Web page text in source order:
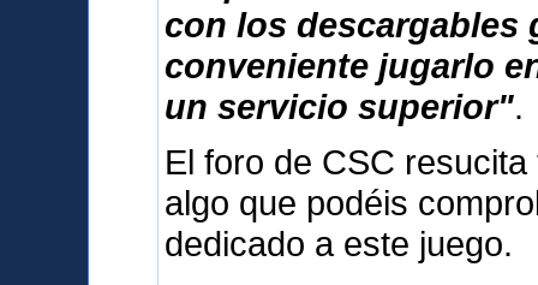
con los descargables
conveniente jugarlo
un servicio superior".
El foro de CSC
algo que podéis
dedicado a este juego.